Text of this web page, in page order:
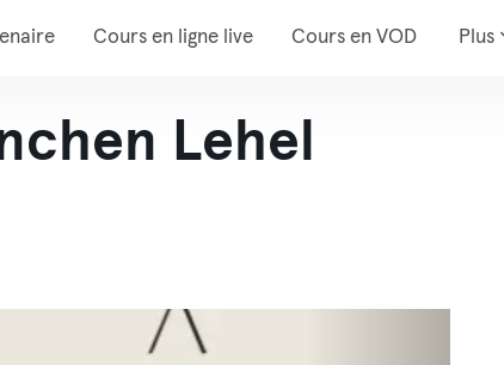
Cours en ligne live Cours en VOD Plus
Lehel